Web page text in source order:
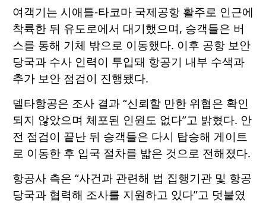
여객기는 시애틀-타코마 국제공항 활주로 인근에
착륙한 뒤 유도로에서 대기했으며, 승객들은 버
스를 통해 기체 밖으로 이동했다. 이후 공항 보안
당국과 수사 인력이 투입돼 항공기 내부 수색과
추가 보안 점검이 진행됐다.
델타항공은 조사 결과 “신뢰할 만한 위협은 확인
되지 않았으며 체포된 인원도 없다”고 밝혔다. 안
전 점검이 끝난 뒤 승객들은 다시 탑승해 게이트
로 이동한 후 입국 절차를 밟은 것으로 전해졌다.
항공사 측은 “사건과 관련해 법 집행기관 및 항공
당국과 협력해 조사를 지원하고 있다”고 덧붙였